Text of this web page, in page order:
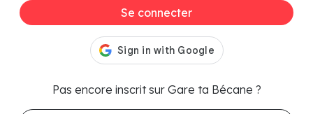
Se connecter
Pas encore inscrit sur Gare ta Bécane ?